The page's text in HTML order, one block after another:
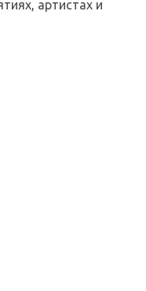
артистах и